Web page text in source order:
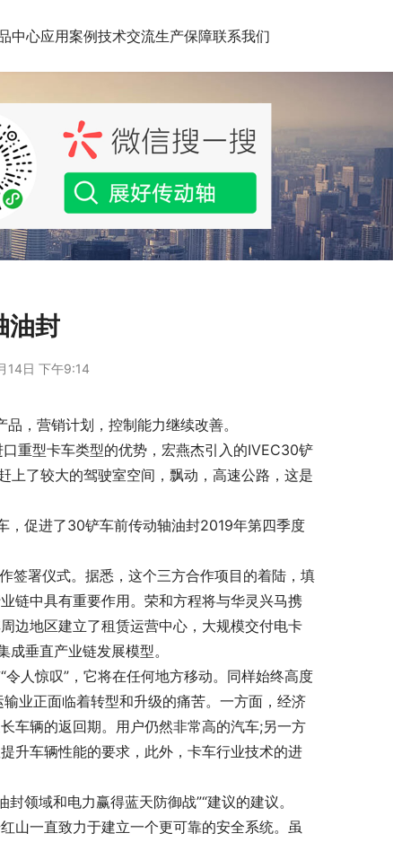
中心应用案例技术交流生产保障联系我们
油封
14日 下午9:14
，营销计划，控制能力继续改善。
重型卡车类型的优势，宏燕杰引入的IVEC30铲
上了较大的驾驶室空间，飘动，高速公路，这是
，促进了30铲车前传动轴油封2019年第四季度
署仪式。据悉，这个三方合作项目的着陆，填
链中具有重要作用。荣和方程将与华灵兴马携
边地区建立了租赁运营中心，大规模交付电卡
垂直产业链发展模型。
人惊叹”，它将在任何地方移动。同样始终高度
业正面临着转型和升级的痛苦。一方面，经济
车辆的返回期。用户仍然非常高的汽车;另一方
升车辆性能的要求，此外，卡车行业技术的进
领域和电力赢得蓝天防御战”“建议的建议。
山一直致力于建立一个更可靠的安全系统。虽